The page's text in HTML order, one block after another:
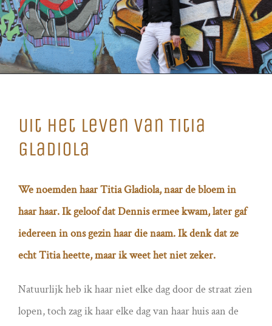
Uit het leven van Titia
Gladiola
We noemden haar Titia Gladiola, naar de bloem in
haar haar. Ik geloof dat Dennis ermee kwam, later gaf
iedereen in ons gezin haar die naam. Ik denk dat ze
echt Titia heette, maar ik weet het niet zeker.
Natuurlijk heb ik haar niet elke dag door de straat zien
lopen, toch zag ik haar elke dag van haar huis aan de